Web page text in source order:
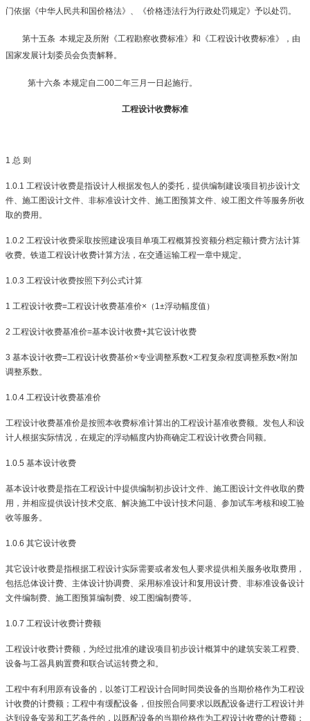
门依据《中华人民共和国价格法》、《价格违法行为行政处罚规定》予以处罚。
第十五条 本规定及所附《工程勘察收费标准》和《工程设计收费标准》，由
国家发展计划委员会负责解释。
第十六条 本规定自二00二年三月一日起施行。
工程设计收费标准
1 总 则
1.0.1 工程设计收费是指设计人根据发包人的委托，提供编制建设项目初步设计文
件、施工图设计文件、非标准设计文件、施工图预算文件、竣工图文件等服务所收
取的费用。
1.0.2 工程设计收费采取按照建设项目单项工程概算投资额分档定额计费方法计算
收费。铁道工程设计收费计算方法，在交通运输工程一章中规定。
1.0.3 工程设计收费按照下列公式计算
1 工程设计收费=工程设计收费基准价× （ 1±浮动幅度值）
2 工程设计收费基准价=基本设计收费+其它设计收费
3 基本设计收费=工程设计收费基价×专业调整系数×工程复杂程度调整系数×附加
调整系数。
1.0.4 工程设计收费基准价
工程设计收费基准价是按照本收费标准计算出的工程设计基准收费额。发包人和设
计人根据实际情况，在规定的浮动幅度内协商确定工程设计收费合同额。
1.0.5 基本设计收费
基本设计收费是指在工程设计中提供编制初步设计文件、施工图设计文件收取的费
用，并相应提供设计技术交底、解决施工中设计技术问题、参加试车考核和竣工验
收等服务。
1.0.6 其它设计收费
其它设计收费是指根据工程设计实际需要或者发包人要求提供相关服务收取费用，
包括总体设计费、主体设计协调费、采用标准设计和复用设计费、非标准设备设计
文件编制费、施工图预算编制费、竣工图编制费等。
1.0.7 工程设计收费计费额
工程设计收费计费额，为经过批准的建设项目初步设计概算中的建筑安装工程费、
设备与工器具购置费和联合试运转费之和。
工程中有利用原有设备的，以签订工程设计合同时同类设备的当期价格作为工程设
计收费的计费额；工程中有缓配设备，但按照合同要求以既配设备进行工程设计并
达到设备安装和工艺条件的，以既配设备的当期价格作为工程设计收费的计费额；